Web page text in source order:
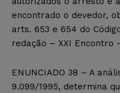
encontrado o devedor,
arts. 653 e 654 do
redação – XXI Encontro
ENUNCIADO 38 – A
9.099/1995, determina